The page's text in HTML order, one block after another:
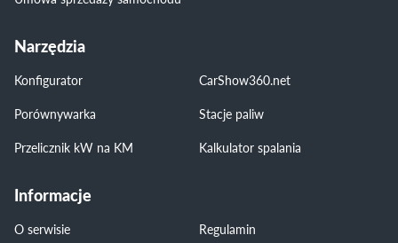
Narzędzia
Konfigurator
CarShow360.net
Porównywarka
Stacje paliw
Przelicznik kW na KM
Kalkulator spalania
Informacje
O serwisie Regulamin